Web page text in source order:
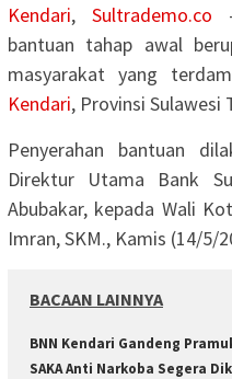
Kendari, Sultrademo.co
bantuan tahap awal
masyarakat yang
Kendari, Provinsi Sulawesi
Penyerahan bantuan
Direktur Utama Bank
Abubakar, kepada Wali
Imran, SKM., Kamis (14/5/
BACAAN LAINNYA
BNN Kendari Gandeng
SAKA Anti Narkoba Segera